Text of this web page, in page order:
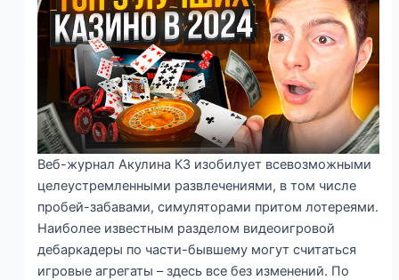
Веб-журнал Акулина КЗ изобилует всевозможными
целеустремленными развлечениями, в том числе
пробей-забавами, симуляторами притом лотереями.
Наиболее известным разделом видеоигровой
дебаркадеры по части-бывшему могут считаться
игровые агрегаты – здесь все без изменений. По